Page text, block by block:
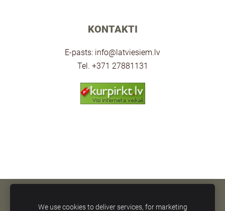
KONTAKTI
E-pasts: info@latviesiem.lv
Tel. +371 27881131
We use cookies to deliver services, for marketing